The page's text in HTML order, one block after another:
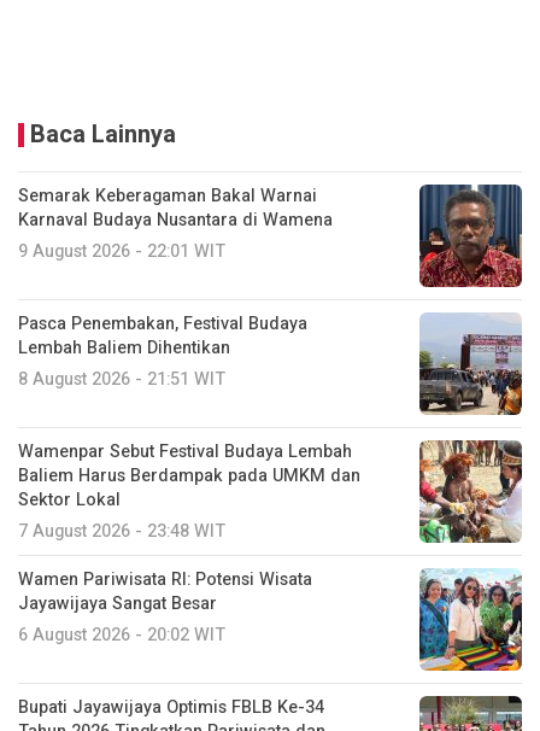
Baca Lainnya
Semarak Keberagaman Bakal Warnai
Karnaval Budaya Nusantara di Wamena
9 August 2026 - 22:01 WIT
Pasca Penembakan, Festival Budaya
Lembah Baliem Dihentikan
8 August 2026 - 21:51 WIT
Wamenpar Sebut Festival Budaya Lembah
Baliem Harus Berdampak pada UMKM dan
Sektor Lokal
7 August 2026 - 23:48 WIT
Wamen Pariwisata RI: Potensi Wisata
Jayawijaya Sangat Besar
6 August 2026 - 20:02 WIT
Bupati Jayawijaya Optimis FBLB Ke-34